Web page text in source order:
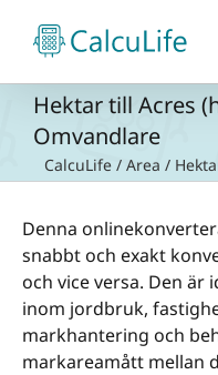
innehållet
Hektar till Acres
Omvandlare
CalcuLife / Area /
Denna
snabbt och exakt
och vice versa. Den är
inom jordbruk,
markhantering och
markareamått mellan